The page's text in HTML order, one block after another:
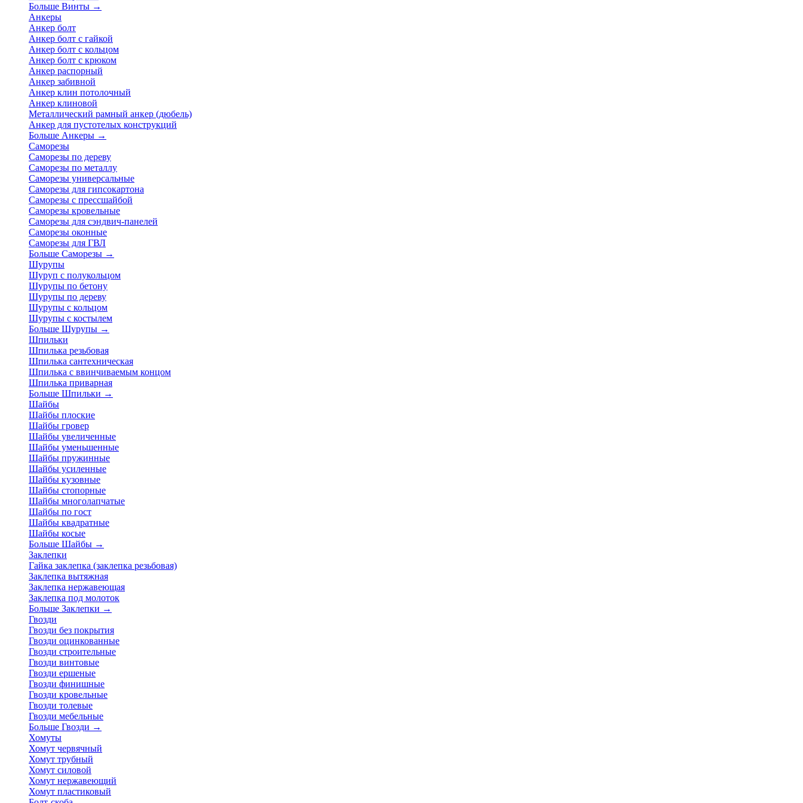
Больше Винты →
Анкеры
Анкер болт
Анкер болт с гайкой
Анкер болт с кольцом
Анкер болт с крюком
Анкер распорный
Анкер забивной
Анкер клин потолочный
Анкер клиновой
Металлический рамный анкер (дюбель)
Анкер для пустотелых конструкций
Больше Анкеры →
Саморезы
Саморезы по дереву
Саморезы по металлу
Саморезы универсальные
Саморезы для гипсокартона
Саморезы с прессшайбой
Саморезы кровельные
Саморезы для сэндвич-панелей
Саморезы оконные
Саморезы для ГВЛ
Больше Саморезы →
Шурупы
Шуруп с полукольцом
Шурупы по бетону
Шурупы по дереву
Шурупы с кольцом
Шурупы с костылем
Больше Шурупы →
Шпильки
Шпилька резьбовая
Шпилька сантехническая
Шпилька с ввинчиваемым концом
Шпилька приварная
Больше Шпильки →
Шайбы
Шайбы плоские
Шайбы гровер
Шайбы увеличенные
Шайбы уменьшенные
Шайбы пружинные
Шайбы усиленные
Шайбы кузовные
Шайбы стопорные
Шайбы многолапчатые
Шайбы по гост
Шайбы квадратные
Шайбы косые
Больше Шайбы →
Заклепки
Гайка заклепка (заклепка резьбовая)
Заклепка вытяжная
Заклепка нержавеющая
Заклепка под молоток
Больше Заклепки →
Гвозди
Гвозди без покрытия
Гвозди оцинкованные
Гвозди строительные
Гвозди винтовые
Гвозди ершеные
Гвозди финишные
Гвозди кровельные
Гвозди толевые
Гвозди мебельные
Больше Гвозди →
Хомуты
Хомут червячный
Хомут трубный
Хомут силовой
Хомут нержавеющий
Хомут пластиковый